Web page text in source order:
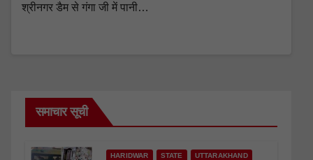
श्रीनगर डैम से गंगा जी में पानी…
समाचार सूची
HARIDWAR STATE UTTARAKHAND